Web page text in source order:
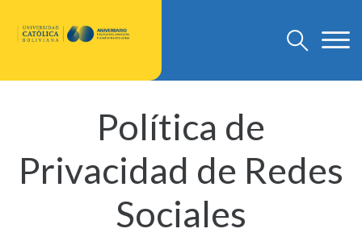
Grado
Política de
Privacidad de Redes
Sociales